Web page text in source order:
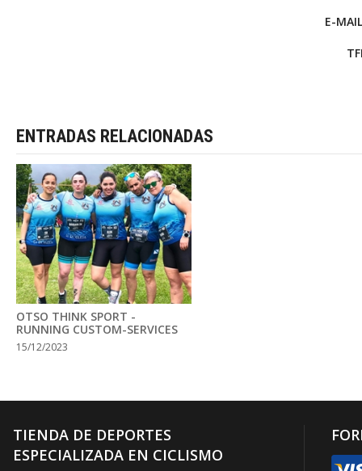
E-
ENTRADAS RELACIONADAS
OTSO THINK SPORT -
RUNNING CUSTOM-SERVICES
15/12/2023
TIENDA DE DEPORTES
ESPECIALIZADA EN CICLISMO